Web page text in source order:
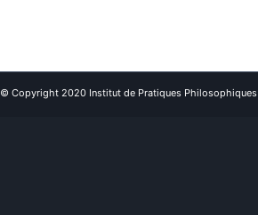
© Copyright 2020 Institut de Pratiques Philosophiques